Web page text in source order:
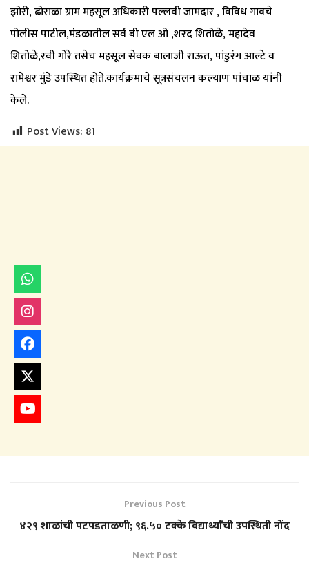
झोरी, ढोराळा ग्राम महसूल अधिकारी पल्लवी जामदार , विविध गावचे
पोलीस पाटील,मंडळातील सर्व बी एल ओ ,शरद शितोळे, महादेव
शितोळे,रवी गोरे तसेच महसूल सेवक बालाजी राऊत, पांडुरंग आल्टे व
रामेश्वर मुंडे उपस्थित होते.कार्यक्रमाचे सूत्रसंचलन कल्याण पांचाळ यांनी
केले.
Post Views: 81
Previous Post
४२९ शाळांची पटपडताळणी; ९६.५० टक्के विद्यार्थ्यांची उपस्थिती नोंद
Next Post